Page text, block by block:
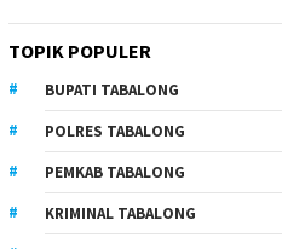
TOPIK POPULER
BUPATI TABALONG
POLRES TABALONG
PEMKAB TABALONG
KRIMINAL TABALONG